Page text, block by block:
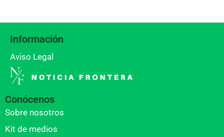
Información
Aviso Legal
Conócenos
Sobre nosotros
Kit de medios